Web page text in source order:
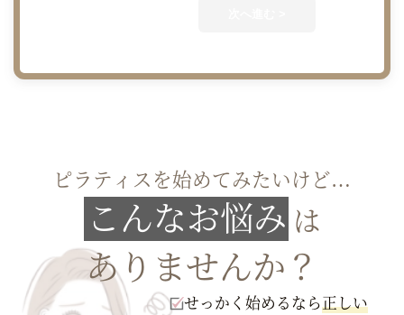
ピラティスを始めてみたいけど…
こんなお悩み は
ありませんか？
せっかく始めるなら正しい